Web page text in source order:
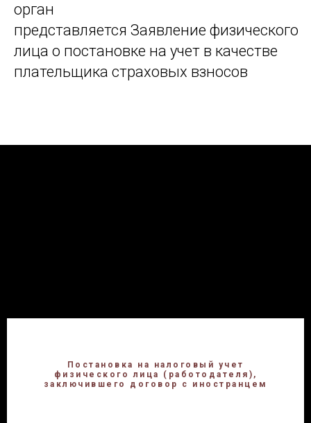
орган
представляется Заявление физического
лица о постановке на учет в качестве
плательщика страховых взносов
Постановка на налоговый учет
физического лица (работодателя),
заключившего договор с иностранцем